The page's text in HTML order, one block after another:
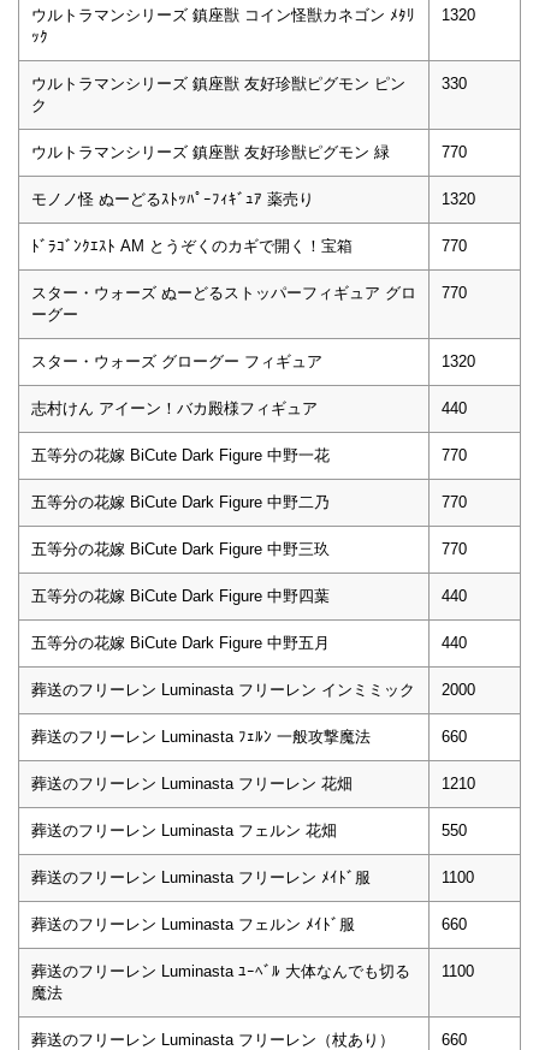
ウルトラマンシリーズ 鎮座獣 コイン怪獣カネゴン ﾒﾀﾘ
ｯｸ
1320
ウルトラマンシリーズ 鎮座獣 友好珍獣ピグモン ピン
ク
330
ウルトラマンシリーズ 鎮座獣 友好珍獣ピグモン 緑 770
モノノ怪 ぬーどるｽﾄｯﾊﾟｰﾌｨｷﾞｭｱ 薬売り 1320
ﾄﾞﾗｺﾞﾝｸｴｽﾄ AM とうぞくのカギで開く！宝箱 770
スター・ウォーズ ぬーどるストッパーフィギュア グロ
ーグー
770
スター・ウォーズ グローグー フィギュア 1320
志村けん アイーン！バカ殿様フィギュア 440
五等分の花嫁 BiCute Dark Figure 中野一花 770
五等分の花嫁 BiCute Dark Figure 中野二乃 770
五等分の花嫁 BiCute Dark Figure 中野三玖 770
五等分の花嫁 BiCute Dark Figure 中野四葉 440
五等分の花嫁 BiCute Dark Figure 中野五月 440
葬送のフリーレン Luminasta フリーレン インミミック 2000
葬送のフリーレン Luminasta ﾌｪﾙﾝ 一般攻撃魔法 660
葬送のフリーレン Luminasta フリーレン 花畑 1210
葬送のフリーレン Luminasta フェルン 花畑 550
葬送のフリーレン Luminasta フリーレン ﾒｲﾄﾞ服 1100
葬送のフリーレン Luminasta フェルン ﾒｲﾄﾞ服 660
葬送のフリーレン Luminasta ﾕｰﾍﾞﾙ 大体なんでも切る
魔法
1100
葬送のフリーレン Luminasta フリーレン（杖あり） 660